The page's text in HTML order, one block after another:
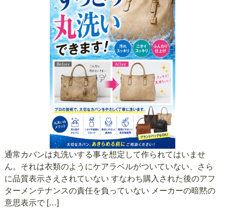
通常カバンは丸洗いする事を想定して作られてはいませ
ん。それは衣類のようにケアラベルがついていない、さら
に品質表示さえされていない すなわち購入された後のアフ
ターメンテナンスの責任を負っていない メーカーの暗黙の
意思表示で […]